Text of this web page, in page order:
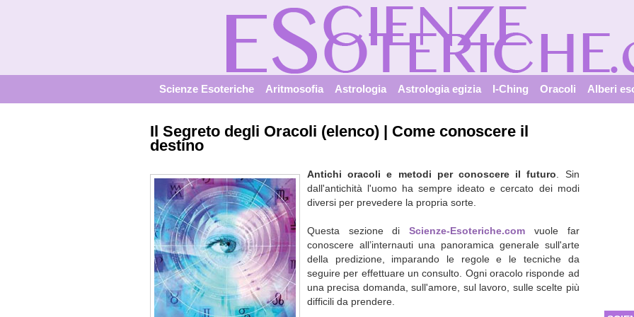
Scienze Esoteriche Aritmosofia Astrologia Astrologia egizia I-Ching Oracoli Alberi
Il Segreto degli Oracoli (elenco) | Come conoscere il
destino
Antichi oracoli e metodi per conoscere il futuro . Sin
dall'antichità l'uomo ha sempre ideato e cercato dei modi
diversi per prevedere la propria sorte.
Questa sezione diScienze-Esoteriche.com vuole far
conoscere all’internauti una panoramica generale sull'arte
della predizione, imparando le regole e le tecniche da
seguire per effettuare un consulto. Ogni oracolo risponde ad
una precisa domanda, sull'amore, sul lavoro, sulle scelte più
difficili da prendere.